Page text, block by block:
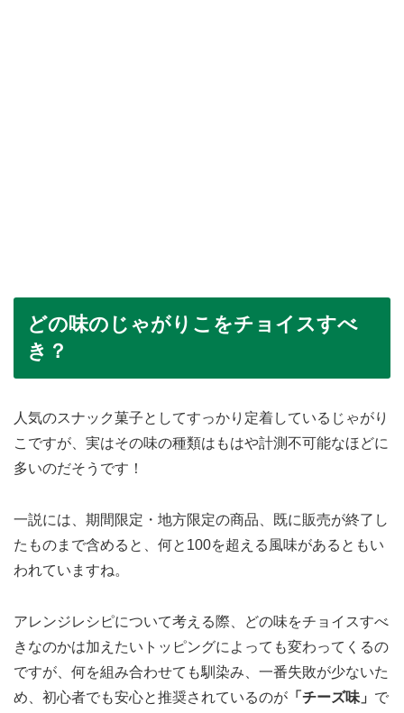
どの味のじゃがりこをチョイスすべ
き？
人気のスナック菓子としてすっかり定着しているじゃがり
こですが、実はその味の種類はもはや計測不可能なほどに
多いのだそうです！
一説には、期間限定・地方限定の商品、既に販売が終了し
たものまで含めると、何と100を超える風味があるともい
われていますね。
アレンジレシピについて考える際、どの味をチョイスすべ
きなのかは加えたいトッピングによっても変わってくるの
ですが、何を組み合わせても馴染み、一番失敗が少ないた
め、初心者でも安心と推奨されているのが 「チーズ味」 で